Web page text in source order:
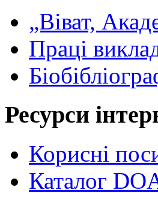
„Віват,
Праці
Ресурси
Корисні
Каталог